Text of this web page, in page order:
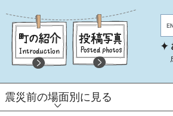
震災前の場面別に見る